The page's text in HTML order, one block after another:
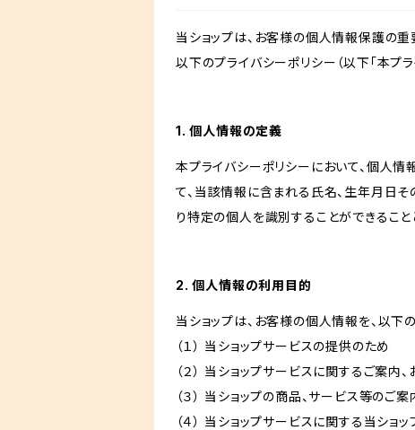
当ショップは、お客様の個人情報保護の重
以下のプライバシーポリシー（以下「本プ
1. 個人情報の定義
本プライバシーポリシーにおいて、個人
て、当該情報に含まれる氏名、生年月日
り特定の個人を識別することができること
2. 個人情報の利用目的
当ショップは、お客様の個人情報を、以下
（１） 当ショップサービスの提供のため
（２） 当ショップサービスに関するご案内
（３） 当ショップの商品、サービス等のご
（４） 当ショップサービスに関する当ショ